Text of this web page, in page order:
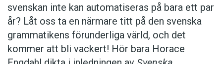
svenskan inte kan automatiseras på bara ett par
år? Låt oss ta en närmare titt på den svenska
grammatikens förunderliga värld, och det
kommer att bli vackert! Hör bara Horace